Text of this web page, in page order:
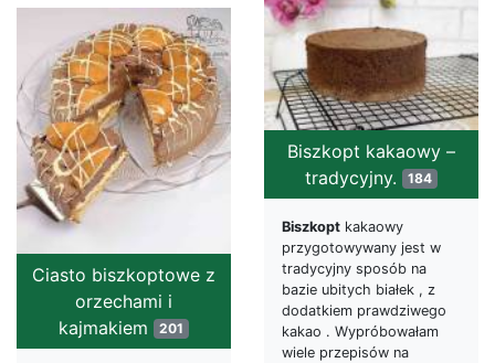
Biszkopt kakaowy –
tradycyjny. 184
Biszkopt kakaowy
przygotowywany jest w
tradycyjny sposób na
bazie ubitych białek , z
dodatkiem prawdziwego
kakao . Wypróbowałam
wiele przepisów na
Ciasto biszkoptowe z
orzechami i
kajmakiem 201